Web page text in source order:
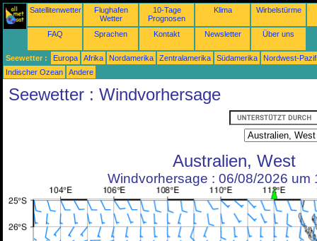
Satellitenwetter
Flughafen
Wetter
10-Tage
Prognosen
Klima Wirbelstürme
FAQ Sprachen Kontakt Newsletter Über uns
Seewetter : Europa Afrika Nordamerika Zentralamerika Südamerika
Nordwest-
Indischer Ozean
Andere
Seewetter : Windvorhersage
Australien, West
Windvorhersage : 06/08/2026 um